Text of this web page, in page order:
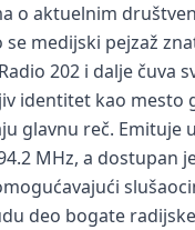
o aktuelnim
se medijski pejzaž
202 i dalje čuva
identitet kao mesto
glavnu reč. Emituje
MHz, a dostupan
deo bogate